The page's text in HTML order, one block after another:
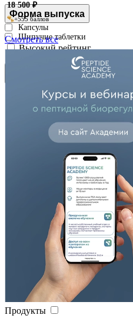
Форма выпуска
Капсулы
Шипучие таблетки
Высокий рейтинг
Применить
Смотреть все
18 500 ₽
+555 баллов
Продукты